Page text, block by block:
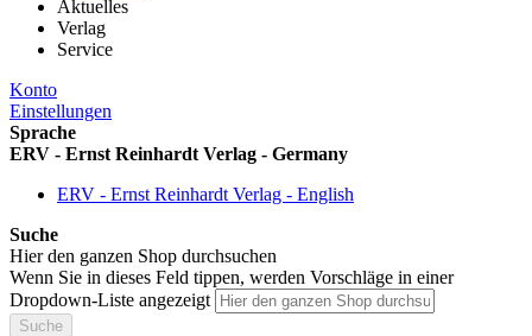
Aktuelles
Verlag
Service
Konto
Einstellungen
Sprache
ERV - Ernst Reinhardt Verlag - Germany
ERV - Ernst Reinhardt Verlag - English
Suche
Hier den ganzen Shop durchsuchen
Wenn Sie in dieses Feld tippen, werden Vorschläge in einer
Dropdown-Liste angezeigt
Suche